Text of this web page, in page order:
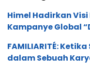
Himel Hadirkan
Kampanye Global
FAMILIARITÉ:
dalam Sebuah